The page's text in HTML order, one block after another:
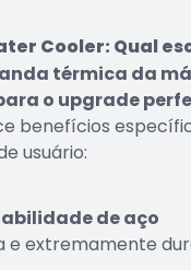
Cooler: Qual
térmica da
o upgrade
benefícios
usuário:
de aço
e extremamente